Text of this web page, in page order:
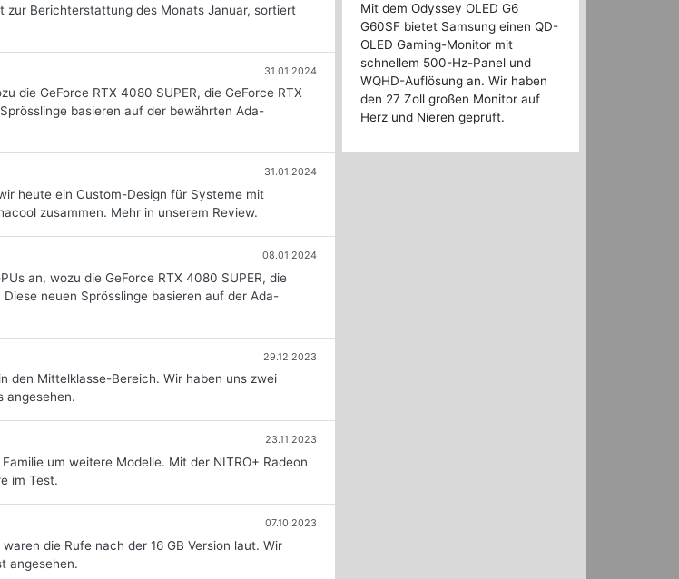
zur Berichterstattung des Monats Januar, sortiert
31.01.2024
die GeForce RTX 4080 SUPER, die GeForce RTX
basieren auf der bewährten Ada-
31.01.2024
heute ein Custom-Design für Systeme mit
zusammen. Mehr in unserem Review.
08.01.2024
an, wozu die GeForce RTX 4080 SUPER, die
neuen Sprösslinge basieren auf der Ada-
29.12.2023
den Mittelklasse-Bereich. Wir haben uns zwei
angesehen.
23.11.2023
um weitere Modelle. Mit der NITRO+ Radeon
im Test.
07.10.2023
die Rufe nach der 16 GB Version laut. Wir
angesehen.
Mit dem Odyssey OLED G6
G60SF bietet Samsung einen QD-
OLED Gaming-Monitor mit
schnellem 500-Hz-Panel und
WQHD-Auflösung an. Wir haben
den 27 Zoll großen Monitor auf
Herz und Nieren geprüft.